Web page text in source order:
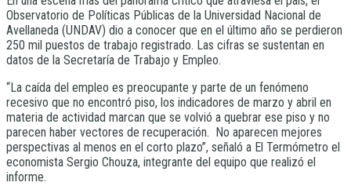
Observatorio de Políticas Públicas de la Universidad Nacional de
Avellaneda (UNDAV) dio a conocer que en el último año se perdieron
250 mil puestos de trabajo registrado. Las cifras se sustentan en
datos de la Secretaría de Trabajo y Empleo.
“La caída del empleo es preocupante y parte de un fenómeno
recesivo que no encontró piso, los indicadores de marzo y abril en
materia de actividad marcan que se volvió a quebrar ese piso y no
parecen haber vectores de recuperación. No aparecen mejores
perspectivas al menos en el corto plazo”, señaló a El Termómetro el
economista Sergio Chouza, integrante del equipo que realizó el
informe.